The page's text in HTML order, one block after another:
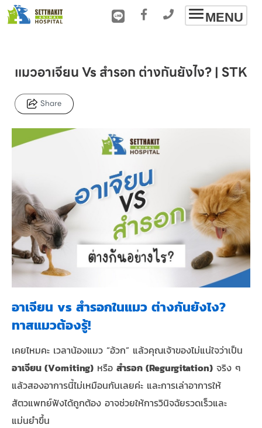
Toggle
MENU
แมวอาเจียน Vs สำรอก ต่างกันยังไง? | STK
Share
อาเจียน vs สำรอกในแมว ต่างกันยังไง?
ทาสแมวต้องรู้!
เคยไหมคะ เวลาน้องแมว “อ้วก” แล้วคุณเจ้าของไม่แน่ใจว่าเป็น
อาเจียน (Vomiting) หรือ สำรอก (Regurgitation) จริง ๆ
แล้วสองอาการนี้ไม่เหมือนกันเลยค่ะ และการเล่าอาการให้
สัตวแพทย์ฟังได้ถูกต้อง อาจช่วยให้การวินิจฉัยรวดเร็วและ
แม่นยำขึ้น